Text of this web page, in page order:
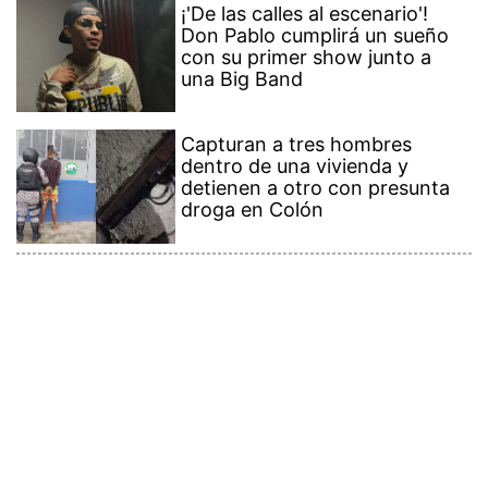
¡'De las calles al escenario'!
Don Pablo cumplirá un sueño
con su primer show junto a
una Big Band
Capturan a tres hombres
dentro de una vivienda y
detienen a otro con presunta
droga en Colón